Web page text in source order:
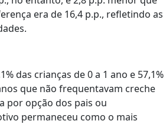
era de 16,4 p.p., refletindo as
das crianças de 0 a 1 ano e 57,1%
que não frequentavam creche
por opção dos pais ou
permaneceu como o mais